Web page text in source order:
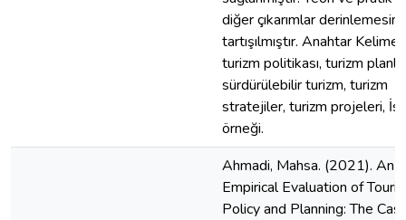
diğer çıkarımlar derinlemesine
tartışılmıştır. Anahtar
turizm politikası, turizm
sürdürülebilir turizm, turizm
stratejiler, turizm projeleri,
örneği.
Ahmadi, Mahsa. (2021). An
Empirical Evaluation of
Policy and Planning: The